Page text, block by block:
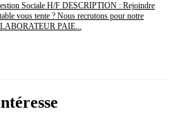
Sociale H/F DESCRIPTION : Rejoindre
vous tente ? Nous recrutons pour notre
PAIE...